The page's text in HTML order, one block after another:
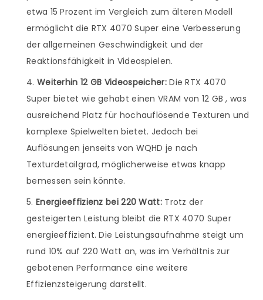
etwa 15 Prozent im Vergleich zum älteren Modell
ermöglicht die RTX 4070 Super eine Verbesserung
der allgemeinen Geschwindigkeit und der
Reaktionsfähigkeit in Videospielen.
Weiterhin 12 GB Videospeicher:Die RTX 4070
Super bietet wie gehabt einen VRAM von 12 GB , was
ausreichend Platz für hochauflösende Texturen und
komplexe Spielwelten bietet. Jedoch bei
Auflösungen jenseits von WQHD je nach
Texturdetailgrad, möglicherweise etwas knapp
bemessen sein könnte.
Energieeffizienz bei 220 Watt:Trotz der
gesteigerten Leistung bleibt die RTX 4070 Super
energieeffizient. Die Leistungsaufnahme steigt um
rund 10% auf 220 Watt an, was im Verhältnis zur
gebotenen Performance eine weitere
Effizienzsteigerung darstellt.